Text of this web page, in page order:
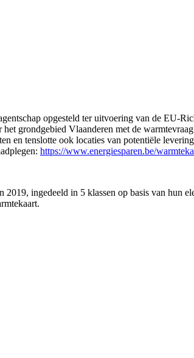
opgesteld ter uitvoering van de EU-
grondgebied Vlaanderen met de
en tenslotte ook locaties van potentiële
https://www.energiesparen.be/
ingedeeld in 5 klassen op basis van hun